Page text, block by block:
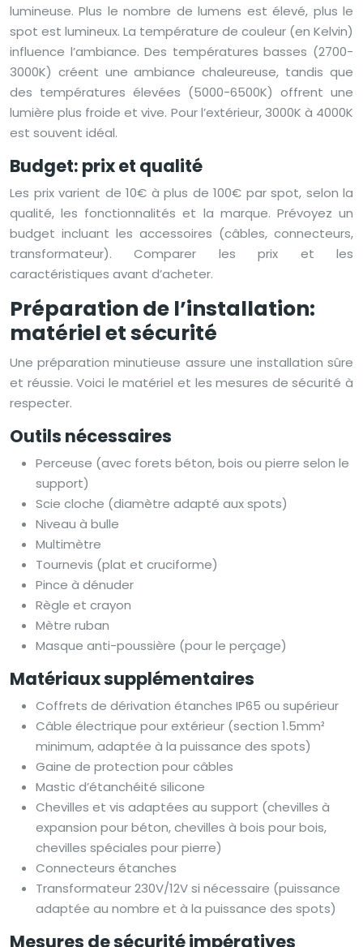
lumineuse. Plus le nombre de lumens est élevé, plus le
spot est lumineux. La température de couleur (en Kelvin)
influence l’ambiance. Des températures basses (2700-
3000K) créent une ambiance chaleureuse, tandis que
des températures élevées (5000-6500K) offrent une
lumière plus froide et vive. Pour l’extérieur, 3000K à 4000K
est souvent idéal.
Budget: prix et qualité
Les prix varient de 10€ à plus de 100€ par spot, selon la
qualité, les fonctionnalités et la marque. Prévoyez un
budget incluant les accessoires (câbles, connecteurs,
transformateur). Comparer les prix et les
caractéristiques avant d’acheter.
Préparation de l’installation:
matériel et sécurité
Une préparation minutieuse assure une installation sûre
et réussie. Voici le matériel et les mesures de sécurité à
respecter.
Outils nécessaires
Perceuse (avec forets béton, bois ou pierre selon le
support)
Scie cloche (diamètre adapté aux spots)
Niveau à bulle
Multimètre
Tournevis (plat et cruciforme)
Pince à dénuder
Règle et crayon
Mètre ruban
Masque anti-poussière (pour le perçage)
Matériaux supplémentaires
Coffrets de dérivation étanches IP65 ou supérieur
Câble électrique pour extérieur (section 1.5mm²
minimum, adaptée à la puissance des spots)
Gaine de protection pour câbles
Mastic d’étanchéité silicone
Chevilles et vis adaptées au support (chevilles à
expansion pour béton, chevilles à bois pour bois,
chevilles spéciales pour pierre)
Connecteurs étanches
Transformateur 230V/12V si nécessaire (puissance
adaptée au nombre et à la puissance des spots)
Mesures de sécurité impératives